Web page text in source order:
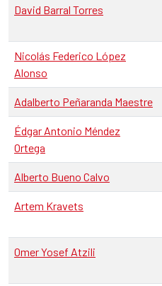
David Barral Torres
Nicolás Federico López
Alonso
Adalberto Peñaranda Maestre
Édgar Antonio Méndez
Ortega
Alberto Bueno Calvo
Artem Kravets
Omer Yosef Atzili